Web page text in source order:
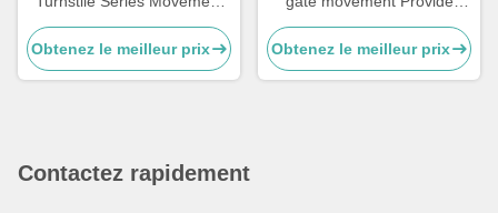
Mechanism
Obtenez le meilleur prix
suitable 57 motor
transmission components for
speed gate
Obtenez le meilleur prix
Contactez rapidement